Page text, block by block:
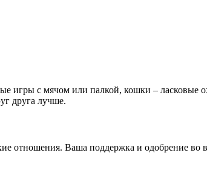
с мячом или палкой, кошки – ласковые
друга лучше.
отношения. Ваша поддержка и одобрение во